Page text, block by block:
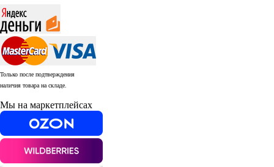
Только после подтверждения
наличия товара на складе.
Мы на маркетплейсах